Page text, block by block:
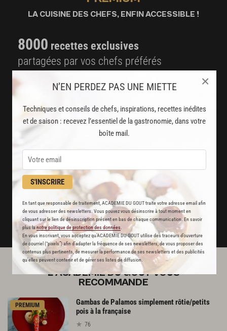
N’EN PERDEZ PAS UNE MIETTE
Techniques et conseils de chefs, inspirations, recettes inédites
et de saison : recevez l’essentiel de la gastronomie, dans votre
boîte mail.
S'INSCRIRE
En tant que responsable de traitement, ACADEMIE DU GOUT traite votre adresse email afin
de vous adresser des newsletters. Vous pouvez vous désinscrire à tout moment en
cliquant sur le lien de désinscription présent en bas de chaque communication. En savoir
plus lanotre politique de protection des données
En vous inscrivant, vous acceptez qu'ACADEMIE DU GOUT utilise des traceurs d’ouverture
de courriel (“pixels”) afin d’adapter la fréquence de ses newsletters, de vous proposer des
contenus plus pertinents, de mesurer la performance de ses newsletters et des publicités
qu’elles peuvent contenir et de gérer ses listes de diffusion.
×
LA CUISINE DES CHEFS, ENFIN ACCESSIBLE !
8000 recettes exclusives
partagées par vos chefs préférés
2000
vidéos de recettes
Des nouveautés
disponibles chaque semaine
Stop pub
un service garanti sans publicité
JE M'ABONNE
DÉJÀ ABONNÉ(E) ? JE ME CONNECTE
L'ACADÉMIE DU GOÛT VOUS
RECOMMANDE
PREMIUM
Gambas de Palamos simplement rôtie/petits
pois à la française
76